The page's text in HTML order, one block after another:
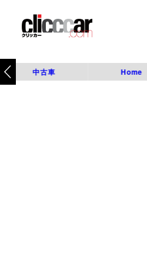
中古車 Home